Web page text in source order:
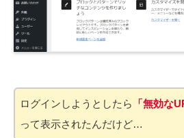
ログインしようとしたら
「無効な
って表示されたんだけど…